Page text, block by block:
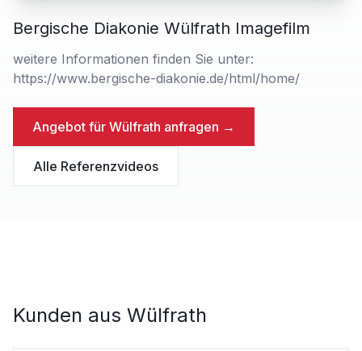
Bergische Diakonie Wülfrath Imagefilm
weitere Informationen finden Sie unter:
https://www.bergische-diakonie.de/html/home/
Angebot für Wülfrath anfragen →
Alle Referenzvideos
Kunden aus Wülfrath